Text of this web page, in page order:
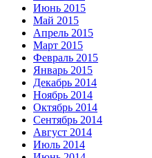
Июнь 2015
Май 2015
Апрель 2015
Март 2015
Февраль 2015
Январь 2015
Декабрь 2014
Ноябрь 2014
Октябрь 2014
Сентябрь 2014
Август 2014
Июль 2014